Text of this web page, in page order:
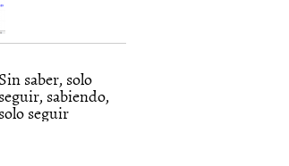
Sin saber, solo
seguir, sabiendo,
solo seguir